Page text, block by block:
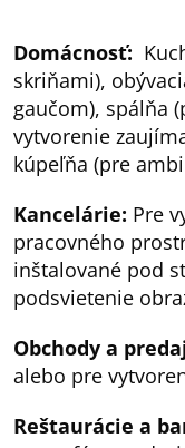
Domácnosť:
skriňami),
gaučom), spálňa
vytvorenie
kúpeľňa (pre
Kancelárie: Pre
pracovného
inštalované pod
podsvietenie
Obchody a
alebo pre
Reštaurácie a